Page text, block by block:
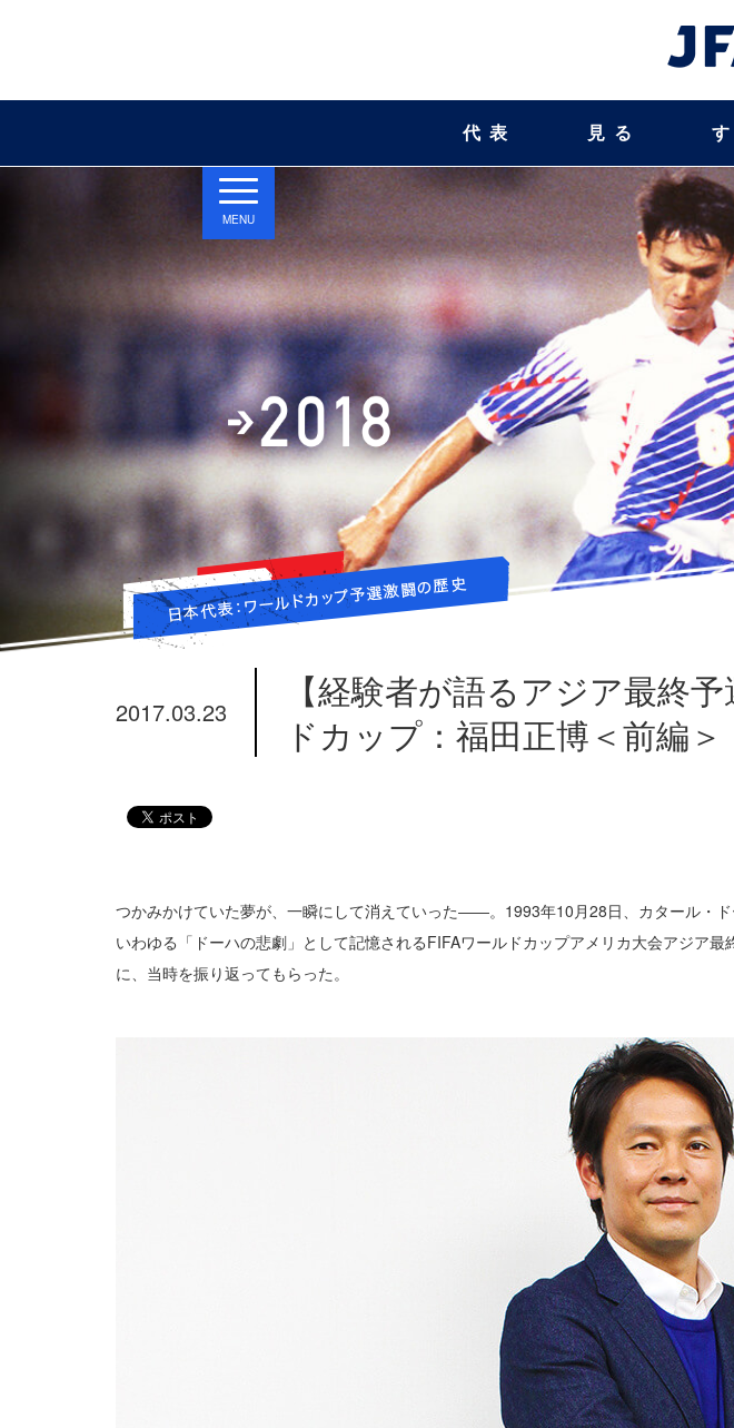
代表 見る
MENU
2017.03.23
【経験者が語るアジア最終
ドカップ：福田正博＜前編
つかみかけていた夢が、一瞬にして消えていった――。1993年10月28日、カタール・
いわゆる「ドーハの悲劇」として記憶されるFIFAワールドカップアメリカ大会アジア
に、当時を振り返ってもらった。